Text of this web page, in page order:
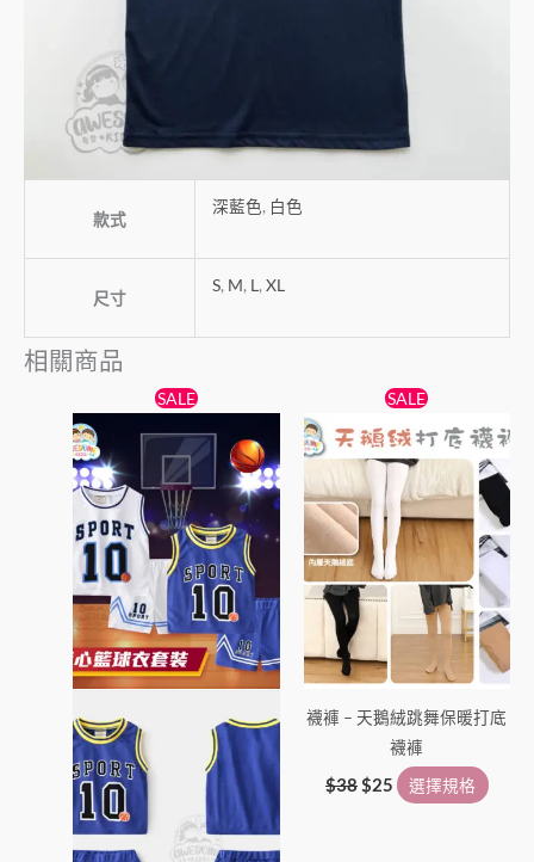
款式
深藍色, 白色
尺寸
S, M, L , XL
相關商品
SALE
始
價
格：
$65。
目
前
價
格：
$55。
品
有
多
種
式。
可
在
產
品
頁
面
選
SALE
襪褲 – 天鵝絨跳舞保暖打底
襪褲
$38
價
格：
$38。
$25
目
前
價
格：
$25。
選擇規格
產
品
有
多
種
款
式。
可
在
品
面